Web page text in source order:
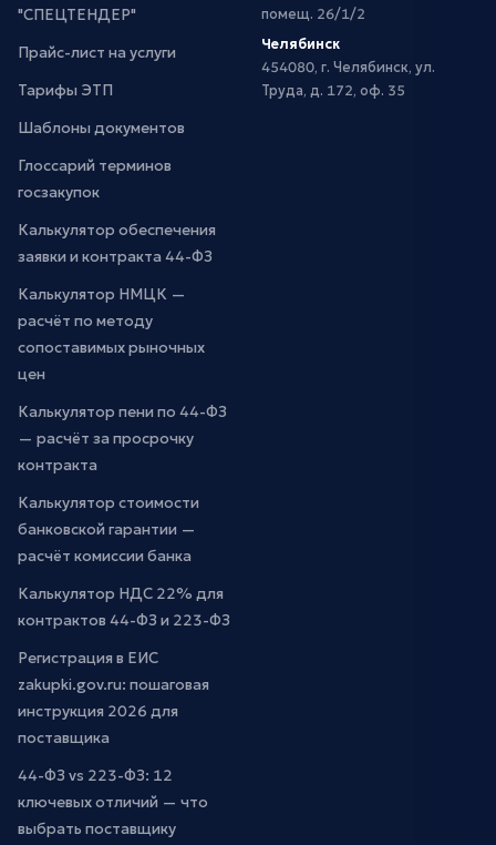
"СПЕЦТЕНДЕР"
Прайс-лист на услуги
Тарифы ЭТП
Шаблоны документов
Глоссарий терминов
госзакупок
Калькулятор обеспечения
заявки и контракта 44-ФЗ
Калькулятор НМЦК —
расчёт по методу
сопоставимых рыночных
цен
Калькулятор пени по 44-ФЗ
— расчёт за просрочку
контракта
Калькулятор стоимости
банковской гарантии —
расчёт комиссии банка
Калькулятор НДС 22% для
контрактов 44-ФЗ и 223-ФЗ
Регистрация в ЕИС
zakupki.gov.ru: пошаговая
инструкция 2026 для
поставщика
44-ФЗ vs 223-ФЗ: 12
ключевых отличий — что
выбрать поставщику
помещ. 26/1/2
Челябинск
454080, г. Челябинск, ул.
Труда, д. 172, оф. 35